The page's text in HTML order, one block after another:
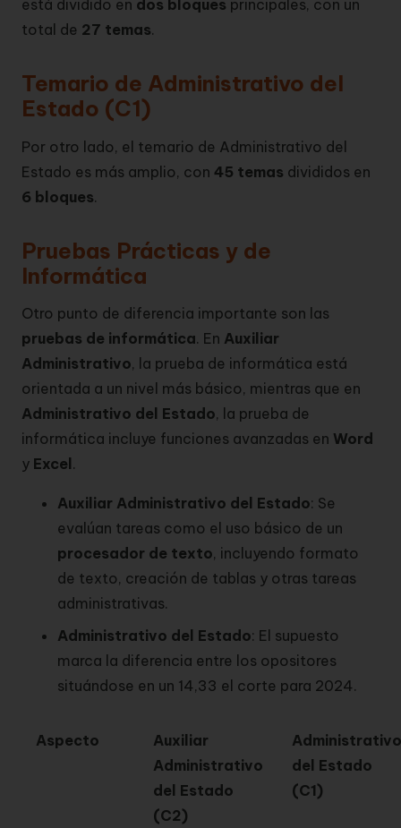
está dividido en dos bloques principales, con un
total de 27 temas.
Temario de Administrativo del
Estado (C1)
Por otro lado, el temario de Administrativo del
Estado es más amplio, con 45 temas divididos en
6 bloques.
Pruebas Prácticas y de
Informática
Otro punto de diferencia importante son las
pruebas de informática. En Auxiliar
Administrativo, la prueba de informática está
orientada a un nivel más básico, mientras que en
Administrativo del Estado, la prueba de
informática incluye funciones avanzadas en Word
y Excel .
Auxiliar Administrativo del Estado: Se
evalúan tareas como el uso básico de un
procesador de texto, incluyendo formato
de texto, creación de tablas y otras tareas
administrativas.
Administrativo del Estado: El supuesto
marca la diferencia entre los opositores
situándose en un 14,33 el corte para 2024.
Aspecto
Auxiliar
Administrativo
del Estado
(C2)
Administrativo
del Estado
(C1)